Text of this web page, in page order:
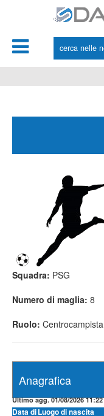
Squadra: PSG
Numero di maglia: 8
Ruolo: Centrocampista
Ultimo agg. 01/08/2026 11:22
Data diLuogo di nascita